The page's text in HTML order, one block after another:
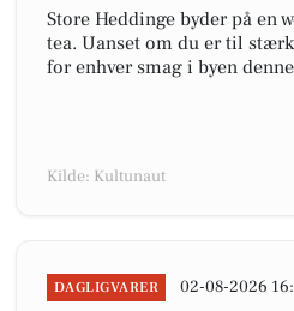
Store Heddinge byder på en
tea. Uanset om du er til
for enhver smag i byen
Kilde: Kultunaut
DAGLIGVARER 02-08-2026